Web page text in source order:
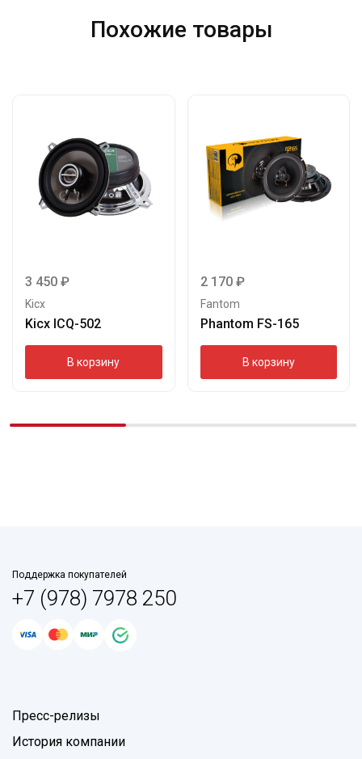
Похожие товары
3 450 ₽
Kicx
Kicx ICQ-502
В корзину
2 170 ₽
Fantom
Phantom FS-165
В корзину
Поддержка покупателей
+7 (978) 7978 250
Пресс-релизы
История компании